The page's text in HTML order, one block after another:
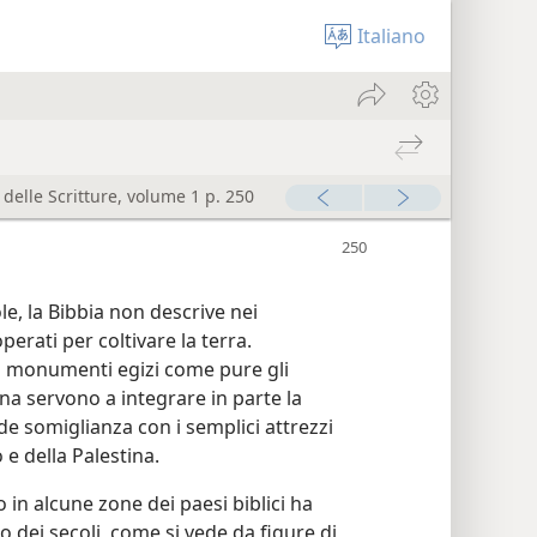
Italiano
Scritture, volume 1 p. 250
la Bibbia non descrive nei
per coltivare la terra.
egizi come pure gli
servono a integrare in parte la
somiglianza con i semplici attrezzi
della Palestina.
alcune zone dei paesi biblici ha